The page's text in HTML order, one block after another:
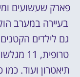
פארק שעשועים
בעיירה במערב
גם לילדים
תיאטרון ועוד.